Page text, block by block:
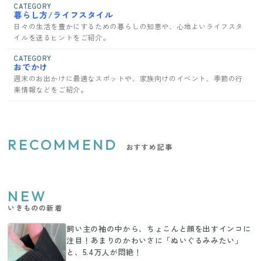
CATEGORY
暮らし方/ライフスタイル
日々の生活を豊かにするための暮らしの知恵や、心地よいライフスタ
イルを送るヒントをご紹介。
CATEGORY
おでかけ
週末のお出かけに最適なスポットや、家族向けのイベント、季節の行
楽情報などをご紹介。
RECOMMEND おすすめ記事
NEW
いきものの新着
飼い主の袖の中から、ちょこんと顔を出すインコに
注目！あまりのかわいさに「ぬいぐるみみたい」
と、5.4万人が悶絶！